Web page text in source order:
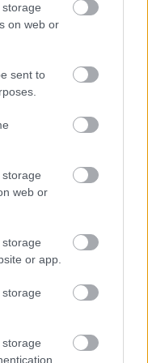
on web or
sent to
web or
or app.
w tabeli
Klasa B, gr. III gospodarze
drużyn oraz statystyki
wynik na żywo,
znajdziesz na naszej
informacji meczowych,
Łowisko - wynik, składy,
albo innych spotkań Stalowa
informacje na naszym
się stream online z tego
|ITA TOOLS Stal Mielec